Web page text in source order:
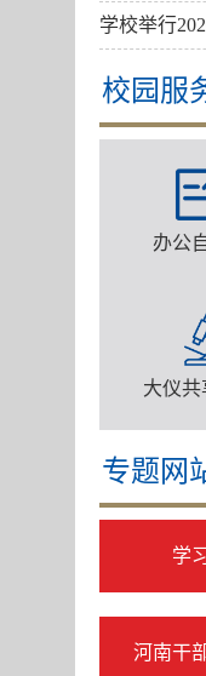
学校举行
校园服
办公
大仪共
专题网
学
河南干